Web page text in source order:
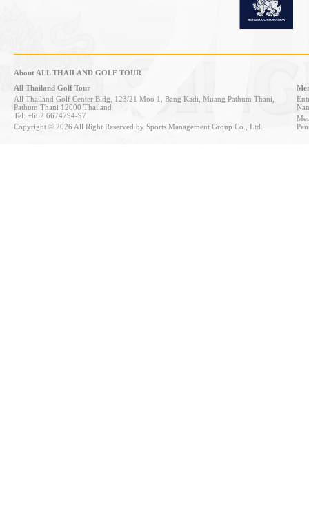
About ALL THAILAND GOLF TOUR
All Thailand Golf Tour
All Thailand Golf Center Bldg, 123/21 Moo 1, Bang Kadi, Muang Pathum Thani,
Pathum Thani 12000 Thailand
Tel: +662 6674794-97
Copyright © 2026 All Right Reserved by Sports Management Group Co., Ltd.